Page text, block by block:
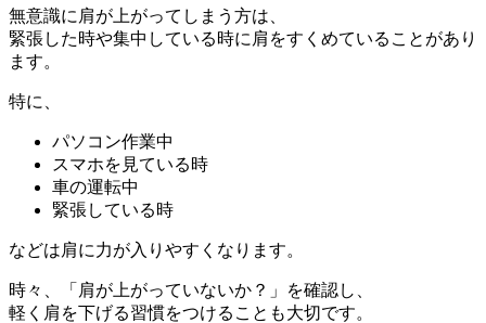
無意識に肩が上がってしまう方は、
緊張した時や集中している時に肩をすくめていることがあり
ます。
特に、
パソコン作業中
スマホを見ている時
車の運転中
緊張している時
などは肩に力が入りやすくなります。
時々、「肩が上がっていないか？」を確認し、
軽く肩を下げる習慣をつけることも大切です。